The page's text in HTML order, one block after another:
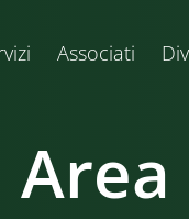
Associati